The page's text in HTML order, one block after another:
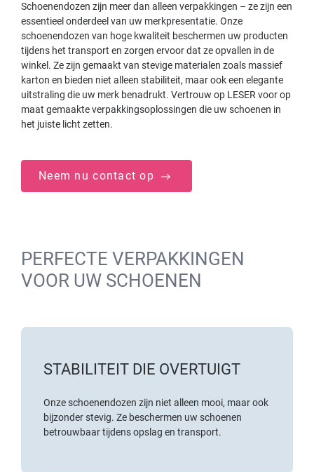
Schoenendozen zijn meer dan alleen verpakkingen – ze zijn een
essentieel onderdeel van uw merkpresentatie. Onze
schoenendozen van hoge kwaliteit beschermen uw producten
tijdens het transport en zorgen ervoor dat ze opvallen in de
winkel. Ze zijn gemaakt van stevige materialen zoals massief
karton en bieden niet alleen stabiliteit, maar ook een elegante
uitstraling die uw merk benadrukt. Vertrouw op LESER voor op
maat gemaakte verpakkingsoplossingen die uw schoenen in
het juiste licht zetten.
Neem nu contact op
PERFECTE VERPAKKINGEN
VOOR UW SCHOENEN
STABILITEIT DIE OVERTUIGT
Onze schoenendozen zijn niet alleen mooi, maar ook
bijzonder stevig. Ze beschermen uw schoenen
betrouwbaar tijdens opslag en transport.